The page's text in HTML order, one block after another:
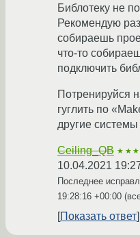
Библотеку не
Рекомендую
собираешь
что-то
подключить
Потренируйся
гуглить по
другие системы
Ceiling_QB
10.04.2021
Последнее
19:28:16 +00:00
Показать ответ